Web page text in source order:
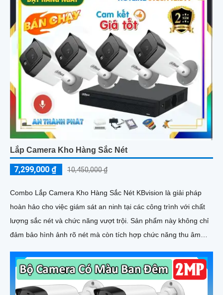
Lắp Camera Kho Hàng Sắc Nét
7,299,000 ₫ 10,450,000 ₫
Combo Lắp Camera Kho Hàng Sắc Nét KBvision là giải pháp
hoàn hảo cho việc giám sát an ninh tại các công trình với chất
lượng sắc nét và chức năng vượt trội. Sản phẩm này không chỉ
đảm bảo hình ảnh rõ nét mà còn tích hợp chức năng thu âm
hơn